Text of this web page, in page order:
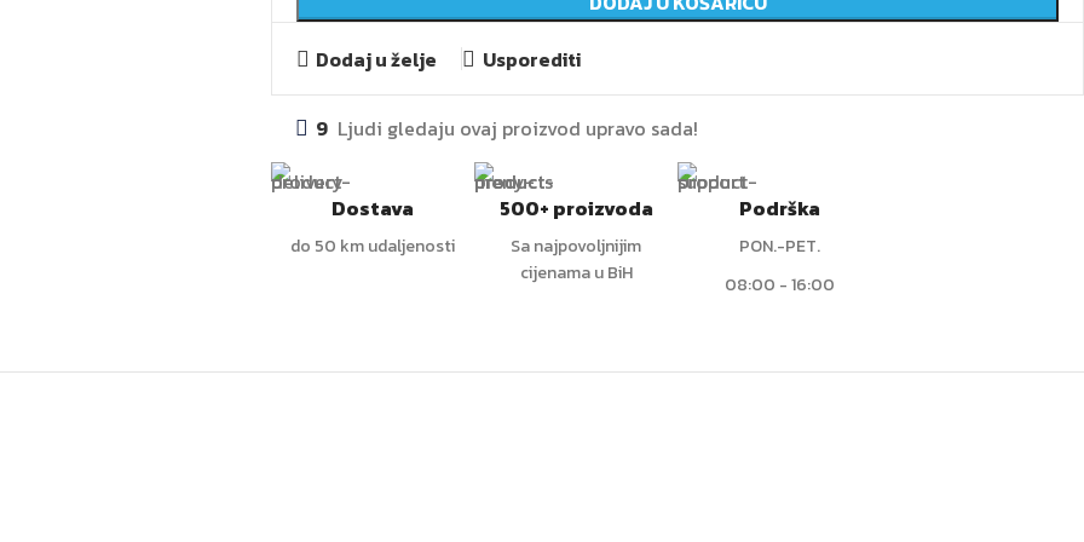
Dodaj u želje
Usporediti
9 Ljudi gledaju ovaj proizvod upravo sada!
Dostava
do 50 km udaljenosti
500+ proizvoda
Sa najpovoljnijim
cijenama u BiH
Podrška
PON.-PET.
08:00 - 16:00